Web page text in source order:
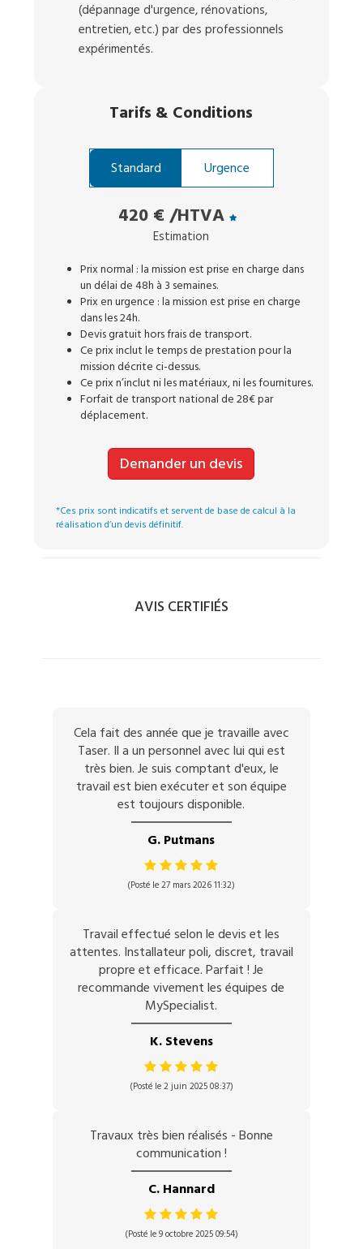
(dépannage d'urgence, rénovations,
entretien, etc.) par des professionnels
expérimentés.
Tarifs & Conditions
Standard Urgence
420 € /HTVA
Estimation
Prix normal : la mission est prise en charge dans
un délai de 48h à 3 semaines.
Prix en urgence : la mission est prise en charge
dans les 24h.
Devis gratuit hors frais de transport.
Ce prix inclut le temps de prestation pour la
mission décrite ci-dessus.
Ce prix n’inclut ni les matériaux, ni les fournitures.
Forfait de transport national de 28€ par
déplacement.
Demander un devis
*Ces prix sont indicatifs et servent de base de calcul à la
réalisation d’un devis définitif.
AVIS CERTIFIÉS
Cela fait des année que je travaille avec
Taser. Il a un personnel avec lui qui est
très bien. Je suis comptant d'eux, le
travail est bien exécuter et son équipe
est toujours disponible.
G. Putmans
(Posté le 27 mars 2026 11:32)
Travail effectué selon le devis et les
attentes. Installateur poli, discret, travail
propre et efficace. Parfait ! Je
recommande vivement les équipes de
MySpecialist.
K. Stevens
(Posté le 2 juin 2025 08:37)
Travaux très bien réalisés - Bonne
communication !
C. Hannard
(Posté le 9 octobre 2025 09:54)